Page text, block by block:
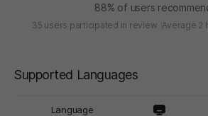
88% of users
35 users participated in review Average 2
Supported Languages
Language